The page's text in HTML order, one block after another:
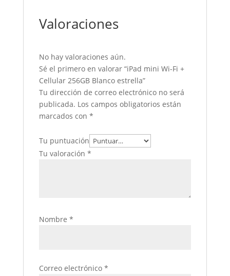
Valoraciones
No hay valoraciones aún.
Sé el primero en valorar “iPad mini Wi-Fi +
Cellular 256GB Blanco estrella”
Tu dirección de correo electrónico no será
publicada. Los campos obligatorios están
marcados con *
Tu puntuación
Tu valoración *
Nombre *
Correo electrónico *